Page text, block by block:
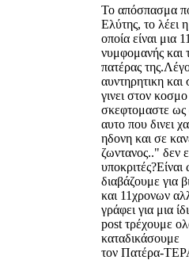
Το απόσπασμα
Ελύτης, το λέει
οποία είναι μια
νυμφομανής και
πατέρας
αυντηρητικη και
γινει στον
σκεφτομαστε ως
αυτο που δινει
ηδονη και σε
ζωντανος.." δεν
διαβάζουμε για
και 11χρονων
γράφει για μια
post τρέχουμε
καταδικάσουμε
τον Πατέρα-